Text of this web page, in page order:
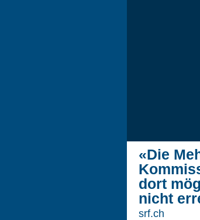
«Die
dort
nicht
srf.ch